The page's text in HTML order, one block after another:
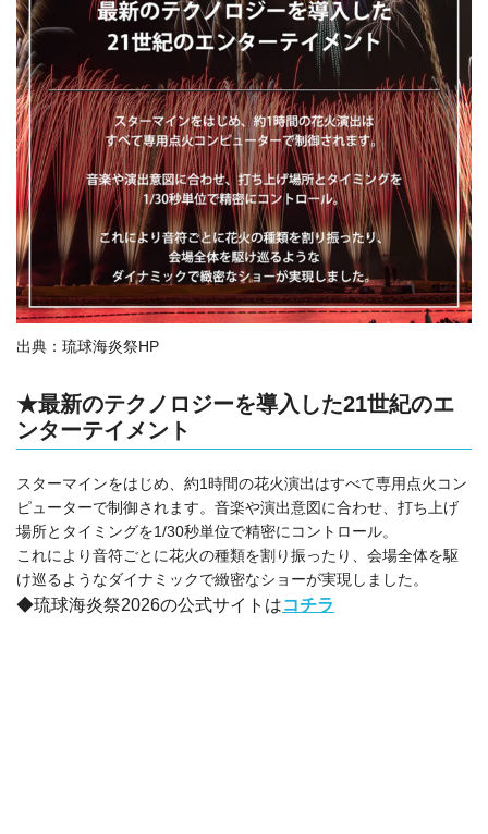
出典：琉球海炎祭HP
★最新のテクノロジーを導入した21世紀のエ
ンターテイメント
スターマインをはじめ、約1時間の花火演出はすべて専用点火コン
ピューターで制御されます。音楽や演出意図に合わせ、打ち上げ
場所とタイミングを1/30秒単位で精密にコントロール。
これにより音符ごとに花火の種類を割り振ったり、会場全体を駆
け巡るようなダイナミックで緻密なショーが実現しました。
◆琉球海炎祭2026の公式サイトはコチラ